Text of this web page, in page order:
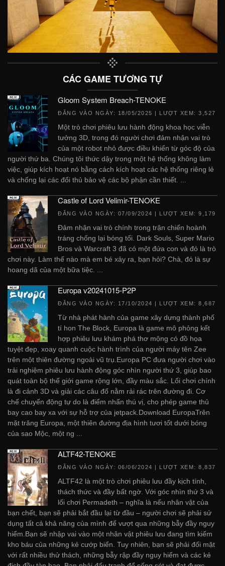
CÁC GAME TƯƠNG TỰ
Gloom System Breach-TENOKE
ĐĂNG VÀO NGÀY: 18/05/2025 | LƯỢT XEM: 3,527
Một trò chơi phiêu lưu hành động khoa học viễn
tưởng 3D, trong đó người chơi đảm nhận vai trò
của một robot nhỏ được điều khiển từ góc độ của
người thứ ba. Chúng tôi thức dậy trong một hệ thống không làm
việc, giúp kích hoạt nó bằng cách kích hoạt các hệ thống riêng lẻ
và chống lại các đối thủ bảo vệ các bộ phận cần thiết. ...
Castle of Lord Velimir-TENOKE
ĐĂNG VÀO NGÀY: 07/09/2024 | LƯỢT XEM: 9,179
Đảm nhận vai trò chính trong trận chiến hoành
tráng chống lại bóng tối. Dark Souls, Super Mario
Bros và Warcraft 3 đã có một đứa con và đó là trò
chơi này. Làm thế nào mà em bé xảy ra, bạn hỏi? Chà, đó là sự
hoang dã của một bữa tiệc. ...
Europa v20241015-P2P
ĐĂNG VÀO NGÀY: 17/10/2024 | LƯỢT XEM: 8,687
Từ nhà phát hành của game xây dựng thành phố
tí hon The Block, Europa là game mô phỏng kết
hợp phiêu lưu khám phá thơ mộng có đồ họa
tuyệt đẹp, xoay quanh cuộc hành trình của người máy tên Zee
trên một thiên đường ngoài vũ trụ.Europa PC đưa người chơi vào
trải nghiệm phiêu lưu hành động góc nhìn người thứ 3, giúp bao
quát toàn bộ thế giới game rộng lớn, đầy màu sắc. Lối chơi chính
là đi cảnh 3D và giải các câu đố nằm rải rác trên đường đi. Cơ
chế chuyển động tự do là điểm nhấn thú vị, cho phép game thủ
bay cao bay xa với sự hỗ trợ của jetpack.Download EuropaTrên
mặt trăng Europa, một thiên đường địa hình tươi tốt dưới bóng
của sao Mộc, một ng ...
ALTF42-TENOKE
ĐĂNG VÀO NGÀY: 06/06/2024 | LƯỢT XEM: 8,837
ALTF42 là một trò chơi phiêu lưu đầy kịch tính,
thách thức và đầy bất ngờ. Với góc nhìn thứ 3 và
lối chơi Permadeth – nghĩa là nếu nhân vật của
bạn chết, bạn sẽ phải bắt đầu lại từ đầu – người chơi sẽ phải sử
dụng tất cả khả năng của mình để vượt qua những bẫy đầy nguy
hiểm.Bạn sẽ nhập vai vào một nhân vật phiêu lưu đang tìm kiếm
kho báu của những kẻ cướp biển. Tuy nhiên, bạn sẽ phải đối mặt
với rất nhiều thử thách, những bẫy rập đầy nguy hiểm và các kẻ